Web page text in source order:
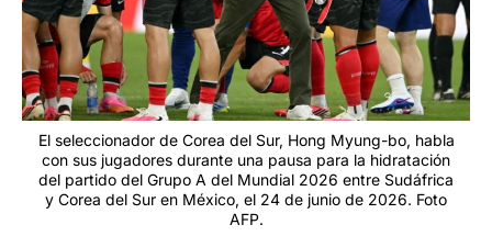
El seleccionador de Corea del Sur, Hong Myung-bo, habla
con sus jugadores durante una pausa para la hidratación
del partido del Grupo A del Mundial 2026 entre Sudáfrica
y Corea del Sur en México, el 24 de junio de 2026. Foto
AFP.